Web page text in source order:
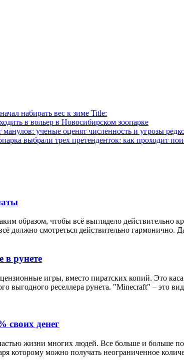
набирать вес к зиме Title:
в вольер в Новосибирском зоопарке
ученые оценят численность и угрозы
выбрали трех претенденток: как проходит
образом, чтобы всё выглядело
должно смотреться действительно гармонично.
рунете
игры, вместо пиратских копий. Это
выгодного реселлера рунета. "Minecraft" – это
своих денег
жизни многих людей. Все больше и больше
которому можно получать неограниченное